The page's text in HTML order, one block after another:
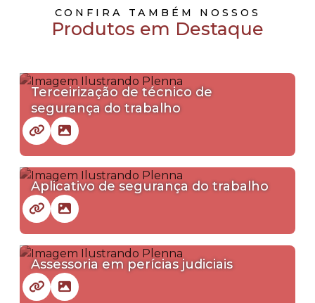
CONFIRA TAMBÉM NOSSOS
Produtos em Destaque
Terceirização de técnico de
segurança do trabalho
Aplicativo de segurança do trabalho
Assessoria em perícias judiciais